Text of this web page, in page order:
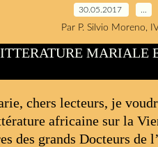
30.05.2017
Par P. Silvio Moreno,
chers lecteurs, je
africaine sur la
des grands Docteurs de